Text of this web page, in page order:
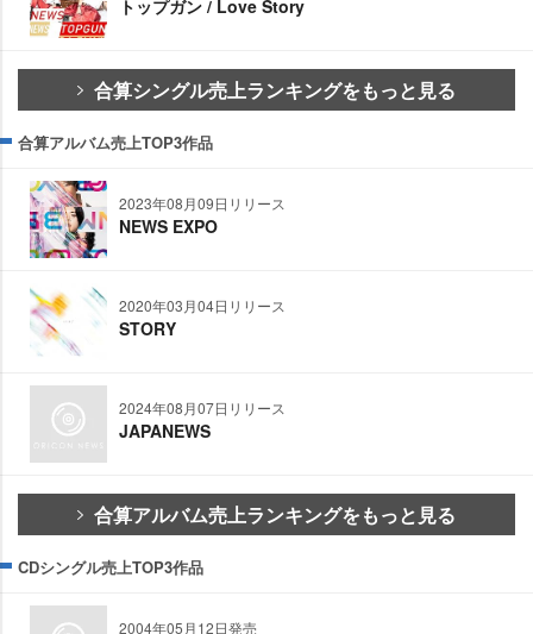
トップガン / Love Story
合算シングル売上ランキングをもっと見る
合算アルバム売上TOP3作品
2023年08月09日リリース
NEWS EXPO
2020年03月04日リリース
STORY
2024年08月07日リリース
JAPANEWS
合算アルバム売上ランキングをもっと見る
CDシングル売上TOP3作品
2004年05月12日発売